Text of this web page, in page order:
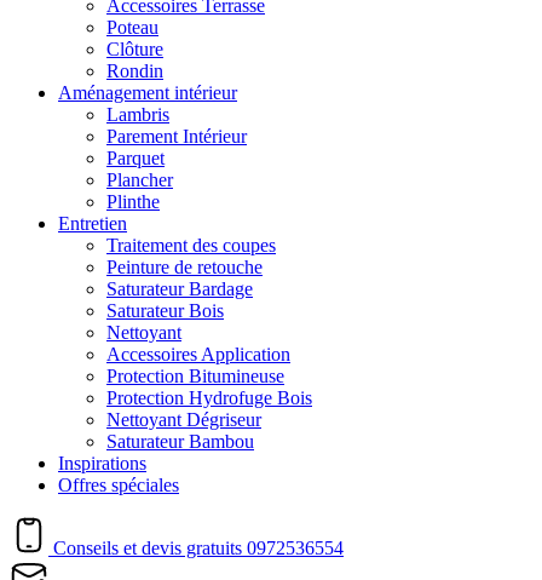
Accessoires Terrasse
Poteau
Clôture
Rondin
Aménagement intérieur
Lambris
Parement Intérieur
Parquet
Plancher
Plinthe
Entretien
Traitement des coupes
Peinture de retouche
Saturateur Bardage
Saturateur Bois
Nettoyant
Accessoires Application
Protection Bitumineuse
Protection Hydrofuge Bois
Nettoyant Dégriseur
Saturateur Bambou
Inspirations
Offres spéciales
Conseils et devis gratuits 0972536554